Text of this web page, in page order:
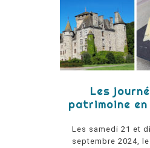
Les
patrimoine
Les samedi 21 et
septembre 2024,